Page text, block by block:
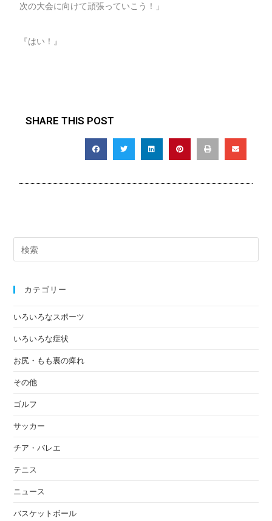
次の大会に向けて頑張っていこう！」
『はい！』
SHARE THIS POST
カテゴリー
いろいろなスポーツ
いろいろな症状
お尻・もも裏の痺れ
その他
ゴルフ
サッカー
チア・バレエ
テニス
ニュース
バスケットボール